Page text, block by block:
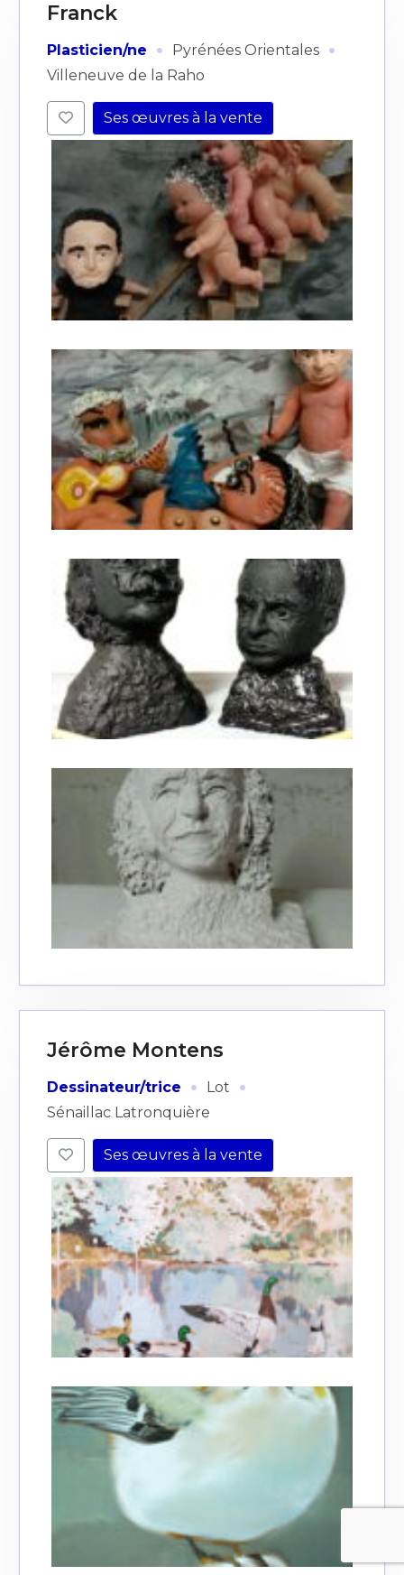
Franck
Plasticien/ne · Pyrénées Orientales ·
Villeneuve de la Raho
Ses œuvres à la vente
Jérôme Montens
Dessinateur/trice · Lot ·
Sénaillac Latronquière
Ses œuvres à la vente